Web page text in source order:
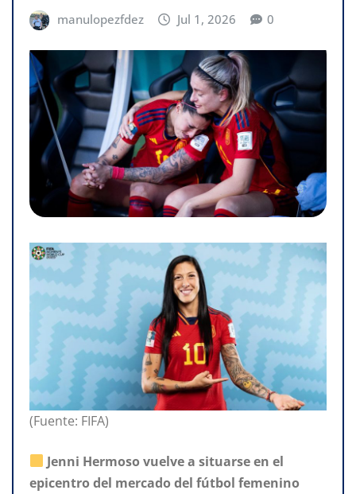
manulopezfdez Jul 1, 2026 0
(Fuente: FIFA)
Jenni Hermoso vuelve a situarse en el
epicentro del mercado del fútbol femenino